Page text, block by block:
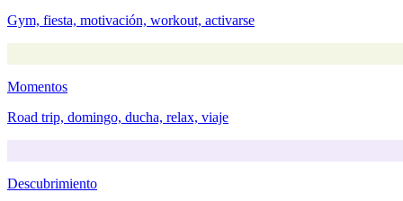
Gym, fiesta, motivación, workout, activarse
Momentos
Road trip, domingo, ducha, relax, viaje
Descubrimiento